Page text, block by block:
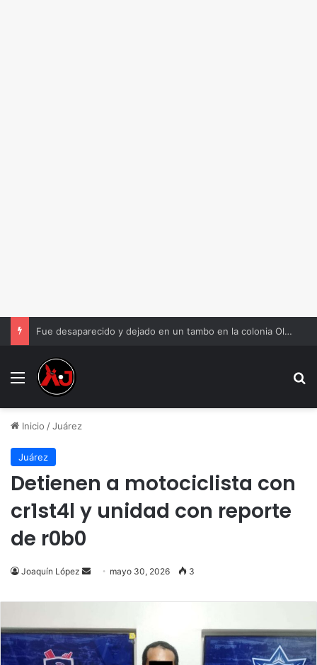
Fue desaparecido y dejado en un tambo en la colonia Olivia Espinoza
Menu
Inicio /Juárez
Juárez
Detienen a motociclista con
cr1st4l y unidad con reporte
de r0b0
Joaquín López
Send
email
mayo 30, 2026 3